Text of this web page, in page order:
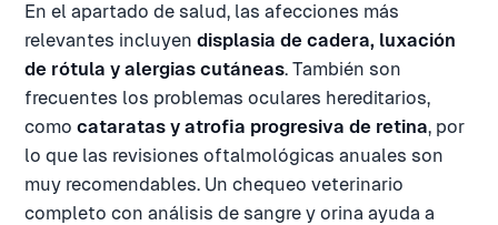
En el apartado de salud, las afecciones más
relevantes incluyen displasia de cadera, luxación
de rótula y alergias cutáneas. También son
frecuentes los problemas oculares hereditarios,
como cataratas y atrofia progresiva de retina, por
lo que las revisiones oftalmológicas anuales son
muy recomendables. Un chequeo veterinario
completo con análisis de sangre y orina ayuda a